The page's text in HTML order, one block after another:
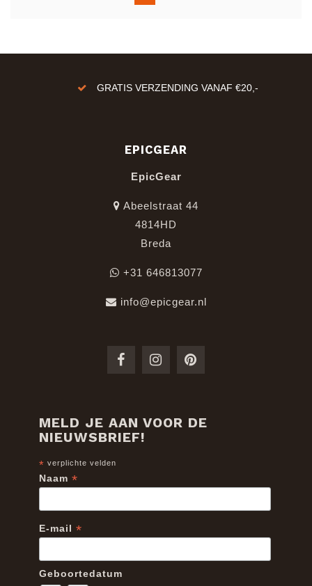
GRATIS VERZENDING VANAF €20,-
EPICGEAR
EpicGear
Abeelstraat 44
4814HD
Breda
+31 646813077
info@epicgear.nl
MELD JE AAN VOOR DE
NIEUWSBRIEF!
* verplichte velden
Naam *
E-mail *
Geboortedatum